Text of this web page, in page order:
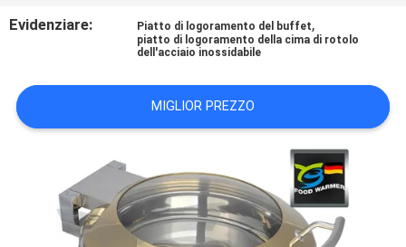
MAPPA
SITO
POLICY
Evidenziare: Piatto di logoramento del buffet,
piatto di logoramento della cima di rotolo
dell'acciaio inossidabile
MIGLIOR PREZZO